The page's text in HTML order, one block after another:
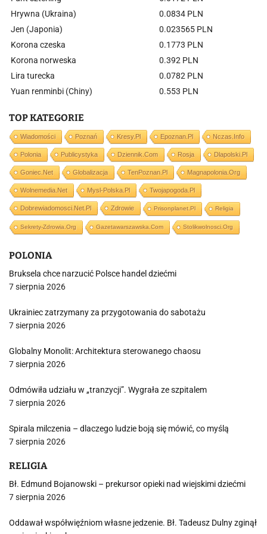
Hrywna (Ukraina)
0.0834 PLN
Jen (Japonia)
0.023565 PLN
Korona czeska
0.1773 PLN
Korona norweska
0.392 PLN
Lira turecka
0.0782 PLN
Yuan renminbi (Chiny)
0.553 PLN
TOP KATEGORIE
Wiadomości Poznań Kresy.pl Epoznan.pl Nczas.info
Polonia Publicystyka Dziennik.com Rosja Dlapolski.pl
Goniec.net Globalizacja TenPoznan.pl Magnapolonia.org
Wolnemedia.net Mysl-Polska.pl Twojapogoda.pl
Dobrewiadomosci.net.pl Zdrowie Prisonplanet.pl Religia
Sekrety-Zdrowia.org Gazetawarszawska.com Stolikwolnosci.org
POLONIA
Bruksela chce narzucić Polsce handel dziećmi
7 sierpnia 2026
Ukrainiec zatrzymany za przygotowania do sabotażu
7 sierpnia 2026
Globalny Monolit: Architektura sterowanego chaosu
7 sierpnia 2026
Odmówiła udziału w „tranzycji”. Wygrała ze szpitalem
7 sierpnia 2026
Spirala milczenia – dlaczego ludzie boją się mówić, co myślą
7 sierpnia 2026
RELIGIA
Bł. Edmund Bojanowski – prekursor opieki nad wiejskimi dziećmi
7 sierpnia 2026
Oddawał współwięźniom własne jedzenie. Bł. Tadeusz Dulny zginął